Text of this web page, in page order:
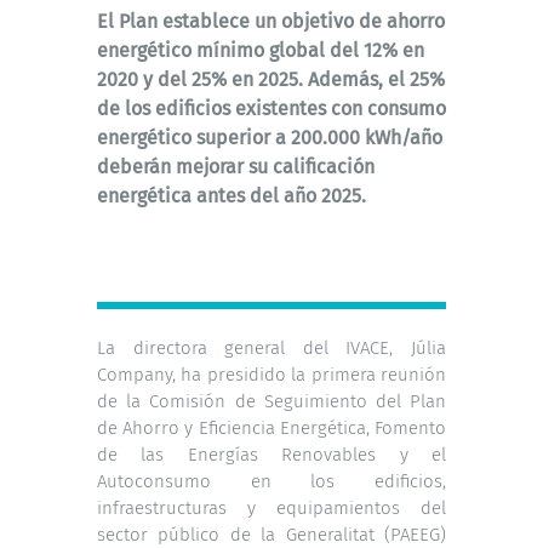
El Plan establece un objetivo de ahorro
energético mínimo global del 12% en
2020 y del 25% en 2025. Además, el 25%
de los edificios existentes con consumo
energético superior a 200.000 kWh/año
deberán mejorar su calificación
energética antes del año 2025.
La directora general del IVACE, Júlia
Company, ha presidido la primera reunión
de la Comisión de Seguimiento del Plan
de Ahorro y Eficiencia Energética, Fomento
de las Energías Renovables y el
Autoconsumo en los edificios,
infraestructuras y equipamientos del
sector público de la Generalitat (PAEEG)